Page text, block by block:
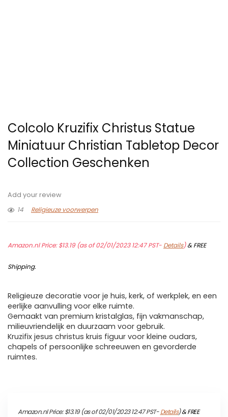
Colcolo Kruzifix Christus Statue
Miniatuur Christian Tabletop Decor
Collection Geschenken
Add your review
14
Religieuze voorwerpen
Amazon.nl Price:$13.19(as of 02/01/2023 12:47 PST- Details)&FREE
Shipping.
Religieuze decoratie voor je huis, kerk, of werkplek, en een
eerlijke aanvulling voor elke ruimte.
Gemaakt van premium kristalglas, fijn vakmanschap,
milieuvriendelijk en duurzaam voor gebruik.
Kruzifix jesus christus kruis figuur voor kleine oudars,
chapels of persoonlijke schreeuwen en gevorderde
ruimtes.
Amazon.nl Price:$13.19(as of 02/01/2023 12:47 PST-Details)&FREE